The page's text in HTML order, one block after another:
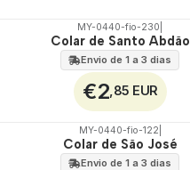
MY-0440-fio-230
Colar de Santo Abdão
Envio de 1 a 3 dias
€2 ,85 EUR
MY-0440-fio-122
Colar de São José
Envio de 1 a 3 dias